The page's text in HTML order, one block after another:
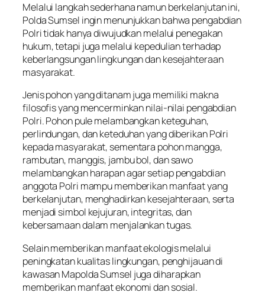
Melalui langkah sederhana namun berkelanjutan ini,
Polda Sumsel ingin menunjukkan bahwa pengabdian
Polri tidak hanya diwujudkan melalui penegakan
hukum, tetapi juga melalui kepedulian terhadap
keberlangsungan lingkungan dan kesejahteraan
masyarakat.
Jenis pohon yang ditanam juga memiliki makna
filosofis yang mencerminkan nilai-nilai pengabdian
Polri. Pohon pule melambangkan keteguhan,
perlindungan, dan keteduhan yang diberikan Polri
kepada masyarakat, sementara pohon mangga,
rambutan, manggis, jambu bol, dan sawo
melambangkan harapan agar setiap pengabdian
anggota Polri mampu memberikan manfaat yang
berkelanjutan, menghadirkan kesejahteraan, serta
menjadi simbol kejujuran, integritas, dan
kebersamaan dalam menjalankan tugas.
Selain memberikan manfaat ekologis melalui
peningkatan kualitas lingkungan, penghijauan di
kawasan Mapolda Sumsel juga diharapkan
memberikan manfaat ekonomi dan sosial.